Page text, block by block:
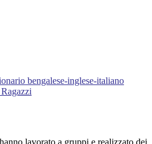
bengalese-inglese-italiano